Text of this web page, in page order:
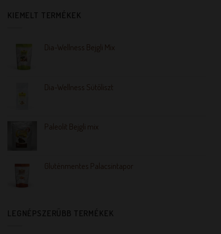
KIEMELT TERMÉKEK
Dia-Wellness Bejgli Mix
Dia-Wellness Sütőliszt
Paleolit Bejgli mix
Gluténmentes Palacsintapor
LEGNÉPSZERŰBB TERMÉKEK